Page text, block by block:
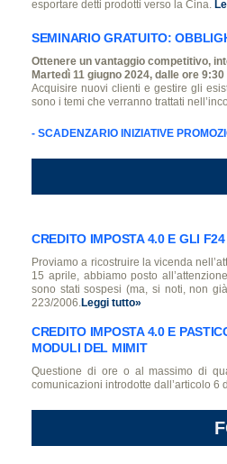
esportare detti prodotti verso la Cina.
SEMINARIO GRATUITO:
Ottenere un vantaggio competitivo,
Martedì 11 giugno 2024, dalle ore 9:30
Acquisire nuovi clienti e gestire gli
sono i temi che verranno trattati
- SCADENZARIO INIZIATIVE
CREDITO IMPOSTA 4.0 E GLI
Proviamo a ricostruire la vicenda
15 aprile, abbiamo posto
sono stati sospesi (ma, si noti, non
223/2006.Leggi tutto»
CREDITO IMPOSTA 4.0 E
MODULI DEL MIMIT
Questione di ore o al massimo di
comunicazioni introdotte dall’articolo 6